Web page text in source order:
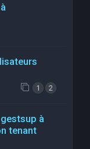
1 2
à
tenant